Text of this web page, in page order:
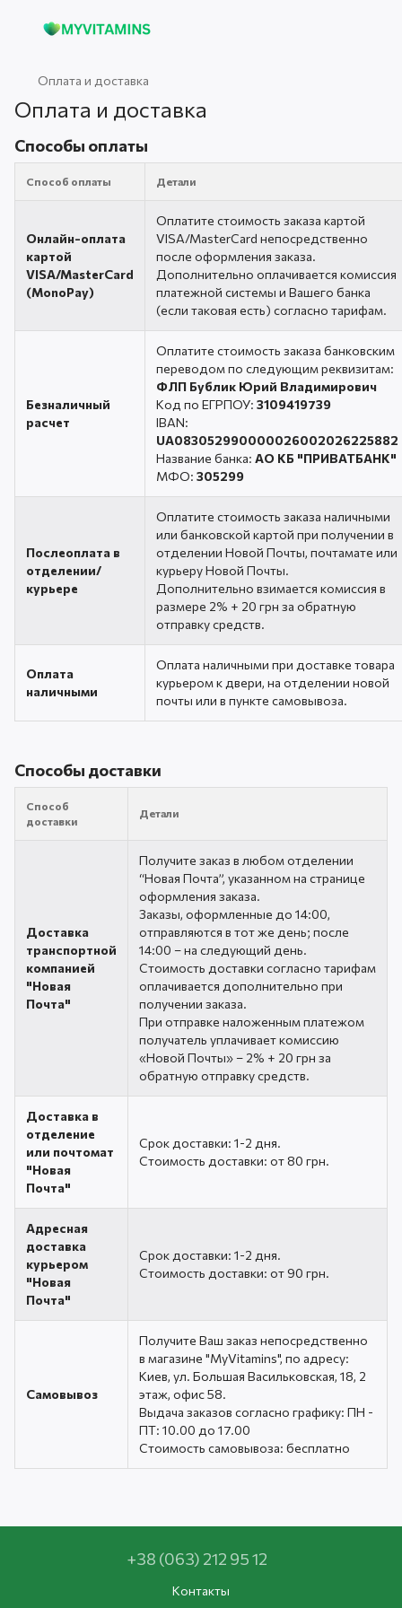
Оплата и доставка
Оплата и доставка
Способы оплаты
Способ оплаты Детали
Онлайн-оплата
картой
VISA/MasterCard
(MonoPay)
Оплатите стоимость заказа картой
VISA/MasterCard непосредственно
после оформления заказа.
Дополнительно оплачивается комиссия
платежной системы и Вашего банка
(если таковая есть) согласно тарифам.
Безналичный
расчет
Оплатите стоимость заказа банковским
переводом по следующим реквизитам:
ФЛП Бублик Юрий Владимирович
Код по ЕГРПОУ: 3109419739
IBAN:
UA083052990000026002026225882
Название банка: АО КБ "ПРИВАТБАНК"
МФО: 305299
Послеоплата в
отделении/
курьере
Оплатите стоимость заказа наличными
или банковской картой при получении в
отделении Новой Почты, почтамате или
курьеру Новой Почты.
Дополнительно взимается комиссия в
размере 2% + 20 грн за обратную
отправку средств.
Оплата
наличными
Оплата наличными при доставке товара
курьером к двери, на отделении новой
почты или в пункте самовывоза.
Способы доставки
Способ
доставки
Детали
Доставка
транспортной
компанией
"Новая
Почта"
Получите заказ в любом отделении
“Новая Почта”, указанном на странице
оформления заказа.
Заказы, оформленные до 14:00,
отправляются в тот же день; после
14:00 – на следующий день.
Стоимость доставки согласно тарифам
оплачивается дополнительно при
получении заказа.
При отправке наложенным платежом
получатель уплачивает комиссию
«Новой Почты» – 2% + 20 грн за
обратную отправку средств.
Доставка в
отделение
или почтомат
"Новая
Почта"
Срок доставки: 1-2 дня.
Стоимость доставки: от 80 грн.
Адресная
доставка
курьером
"Новая
Почта"
Срок доставки: 1-2 дня.
Стоимость доставки: от 90 грн.
Самовывоз
Получите Ваш заказ непосредственно
в магазине "MyVitamins", по адресу:
Киев, ул. Большая Васильковская, 18, 2
этаж, офис 58.
Выдача заказов согласно графику: ПН -
ПТ: 10.00 до 17.00
Стоимость самовывоза: бесплатно
+38 (063) 212 95 12
Контакты